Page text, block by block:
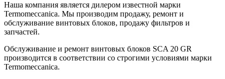
Наша компания является дилером известной марки
Termomeccanica. Мы производим продажу, ремонт и
обслуживание винтовых блоков, продажу фильтров и
запчастей.
Обслуживание и ремонт винтовых блоков SCA 20 GR
производится в соответствии со строгими условиями марки
Termomeccanica.